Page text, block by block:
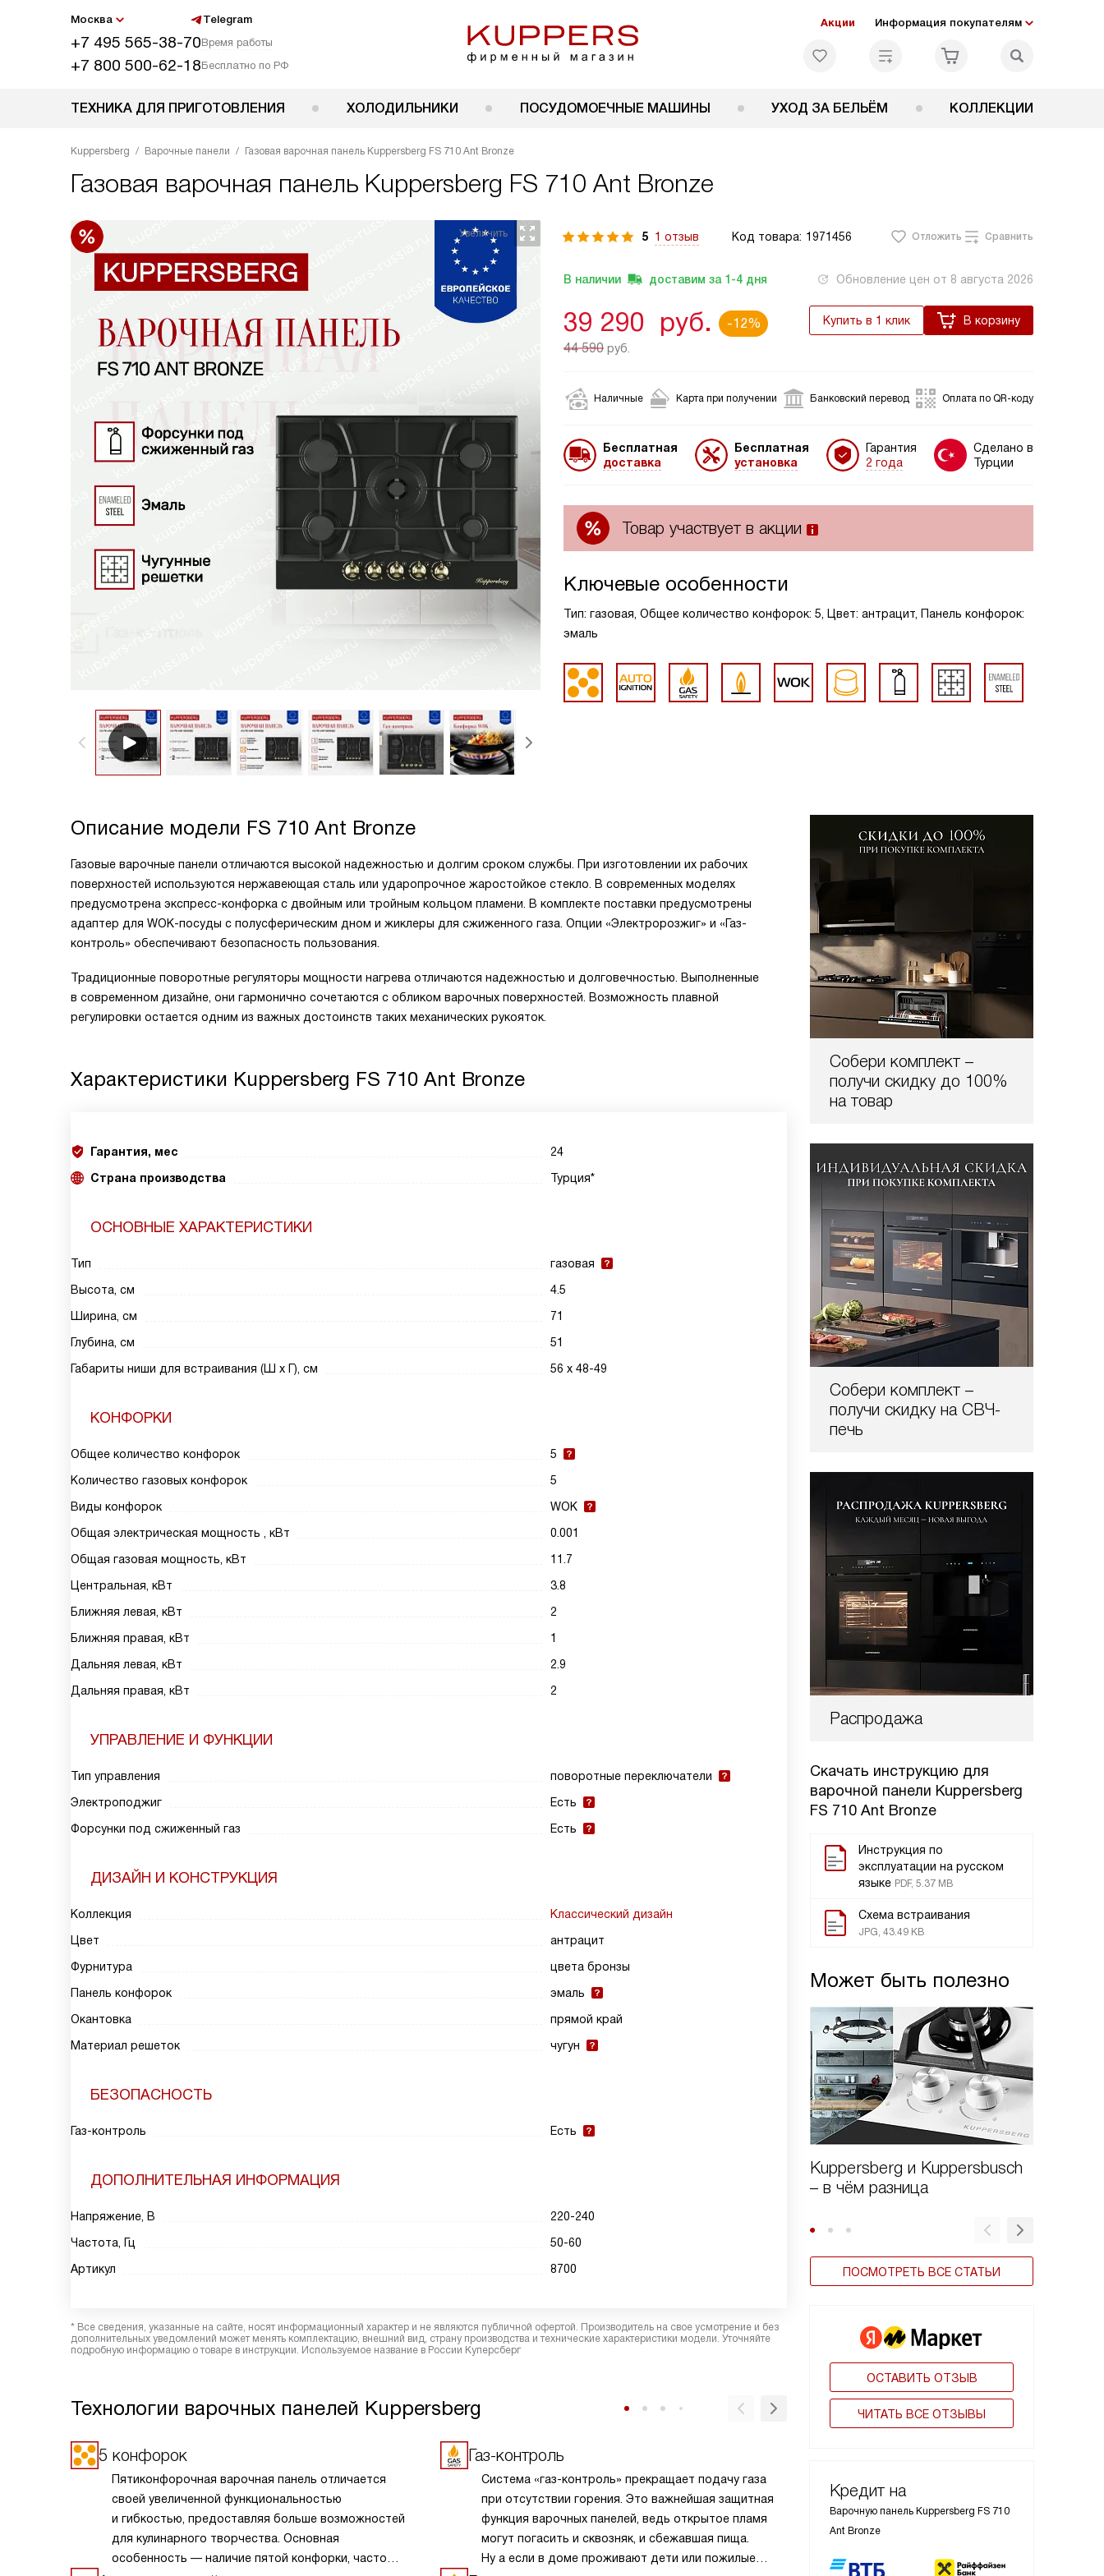
Москва Telegram
+7 495 565-38-70Время работы
+7 800 500-62-18Бесплатно по РФ
Акции Информация покупателям
ТЕХНИКА ДЛЯ ПРИГОТОВЛЕНИЯ ХОЛОДИЛЬНИКИ ПОСУДОМОЕЧНЫЕ МАШИНЫ УХОД ЗА БЕЛЬЁМ КОЛЛЕКЦИИ
Kuppersberg Варочные панели Газовая варочная панель Kuppersberg FS 710 Ant Bronze
Газовая варочная панель Kuppersberg FS 710 Ant Bronze
5 1 отзыв Код товара: 1971456 Отложить Сравнить
В наличии доставим за 1-4 дня Обновление цен от 8 августа 2026
39 290 руб.
-12%
44 590 руб.
Купить в 1 клик В корзину
Наличные Карта при получении Банковский перевод Оплата по QR-коду
Бесплатная
доставка
Бесплатная
установка
Гарантия
2 года
Сделано в
Турции
Товар участвует в акции
Ключевые особенности
Тип: газовая, Общее количество конфорок: 5, Цвет: антрацит, Панель конфорок:
эмаль
Собери комплект –
получи скидку до 100%
на товар
Собери комплект –
получи скидку на СВЧ-
печь
Распродажа
Скачать инструкцию для
варочной панели Kuppersberg
FS 710 Ant Bronze
Инструкция по
эксплуатации на русском
языке PDF, 5.37 MB
Схема встраивания
JPG, 43.49 KB
Может быть полезно
Kuppersberg и Kuppersbusch
– в чём разница
ПОСМОТРЕТЬ ВСЕ СТАТЬИ
ОСТАВИТЬ ОТЗЫВ
ЧИТАТЬ ВСЕ ОТЗЫВЫ
Кредит на
Варочную панель Kuppersberg FS 710
Ant Bronze
Описание модели FS 710 Ant Bronze
Газовые варочные панели отличаются высокой надежностью и долгим сроком службы. При изготовлении их рабочих
поверхностей используются нержавеющая сталь или ударопрочное жаростойкое стекло. В современных моделях
предусмотрена экспресс-конфорка с двойным или тройным кольцом пламени. В комплекте поставки предусмотрены
адаптер для WOK-посуды с полусферическим дном и жиклеры для сжиженного газа. Опции «Электророзжиг» и «Газ-
контроль» обеспечивают безопасность пользования.
Традиционные поворотные регуляторы мощности нагрева отличаются надежностью и долговечностью. Выполненные
в современном дизайне, они гармонично сочетаются с обликом варочных поверхностей. Возможность плавной
регулировки остается одним из важных достоинств таких механических рукояток.
Характеристики Kuppersberg FS 710 Ant Bronze
Гарантия, мес
24
Страна производства
Турция*
ОСНОВНЫЕ ХАРАКТЕРИСТИКИ
Тип
газовая
Высота, см
4.5
Ширина, см
71
Глубина, см
51
Габариты ниши для встраивания (Ш х Г), см
56 х 48-49
КОНФОРКИ
Общее количество конфорок
5
Количество газовых конфорок
5
Виды конфорок
WOK
Общая электрическая мощность , кВт
0.001
Общая газовая мощность, кВт
11.7
Центральная, кВт
3.8
Ближняя левая, кВт
2
Ближняя правая, кВт
1
Дальняя левая, кВт
2.9
Дальняя правая, кВт
2
УПРАВЛЕНИЕ И ФУНКЦИИ
Тип управления
поворотные переключатели
Электроподжиг
Есть
Форсунки под сжиженный газ
Есть
ДИЗАЙН И КОНСТРУКЦИЯ
Коллекция
Классический дизайн
Цвет
антрацит
Фурнитура
цвета бронзы
Панель конфорок
эмаль
Окантовка
прямой край
Материал решеток
чугун
БЕЗОПАСНОСТЬ
Газ-контроль Есть
ДОПОЛНИТЕЛЬНАЯ ИНФОРМАЦИЯ
Напряжение, В
220-240
Частота, Гц
50-60
Артикул
8700
* Все сведения, указанные на сайте, носят информационный характер и не являются публичной офертой. Производитель на свое усмотрение и без
дополнительных уведомлений может менять комплектацию, внешний вид, страну производства и технические характеристики модели. Уточняйте
подробную информацию о товаре в инструкции. Используемое название в России Куперсберг
Технологии варочных панелей Kuppersberg
5 конфорок
Пятиконфорочная варочная панель отличается
своей увеличенной функциональностью
и гибкостью, предоставляя больше возможностей
для кулинарного творчества. Основная
особенность — наличие пятой конфорки, часто
Газ-контроль
Система «газ-контроль» прекращает подачу газа
при отсутствии горения. Это важнейшая защитная
функция варочных панелей, ведь открытое пламя
могут погасить и сквозняк, и сбежавшая пища.
Ну а если в доме проживают дети или пожилые
может два или три кольца пламени, что
равномерного прогревания конической или
сферической посуды типа азиатских
конфорка подходит и для другой посуды в